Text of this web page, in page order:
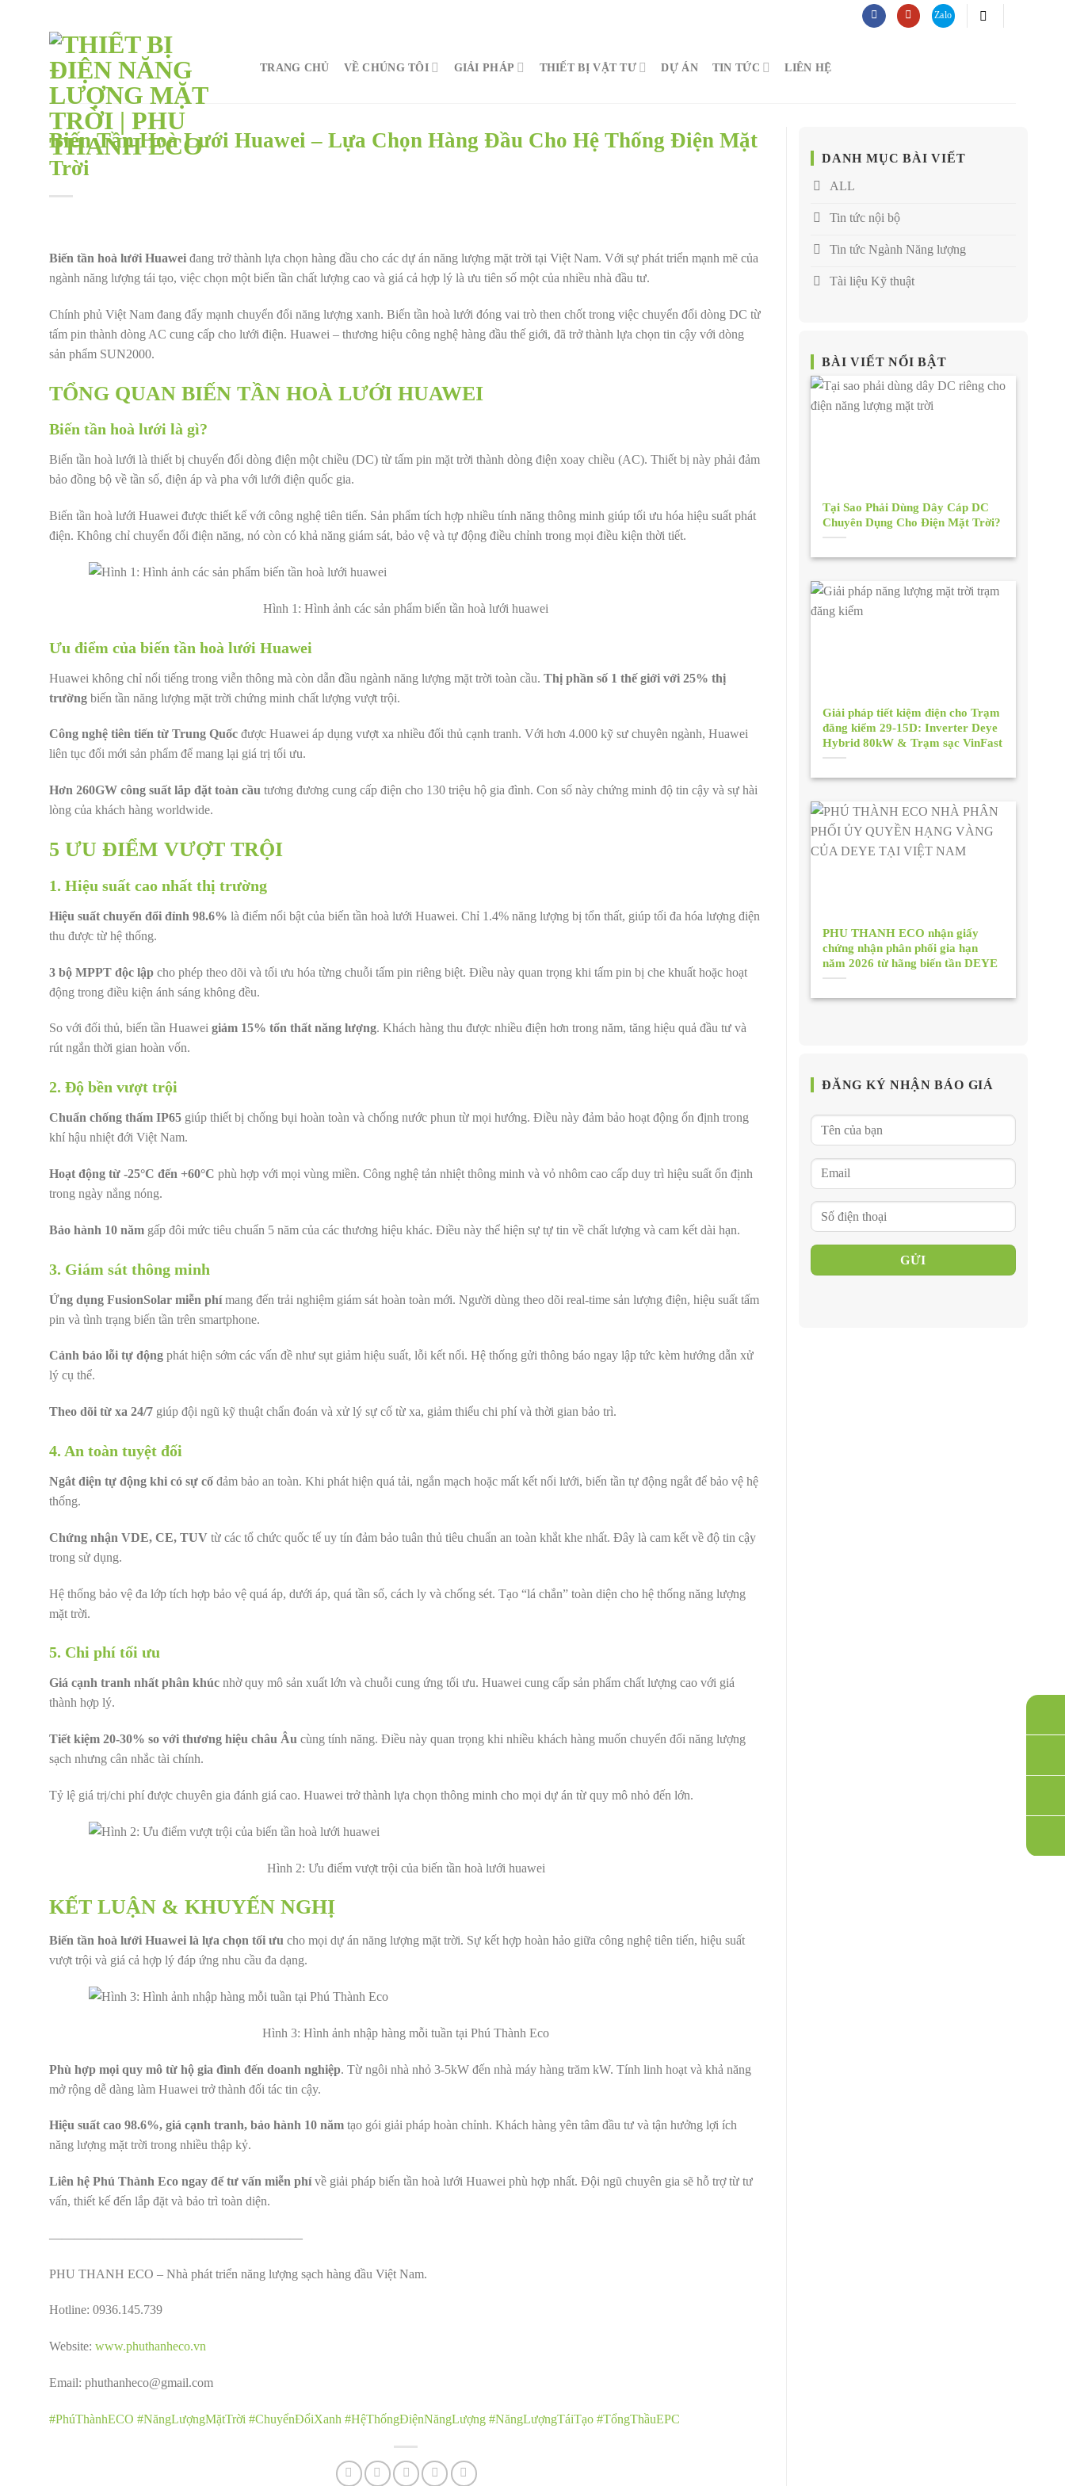
TRANG CHỦ VỀ CHÚNG TÔI GIẢI PHÁP THIẾT BỊ VẬT TƯ DỰ ÁN TIN TỨC LIÊN HỆ
Biến Tần Hoà Lưới Huawei – Lựa Chọn Hàng Đầu Cho Hệ Thống Điện Mặt
Trời
Biến tần hoà lưới Huawei đang trở thành lựa chọn hàng đầu cho các dự án năng lượng mặt trời tại Việt Nam. Với sự phát triển mạnh mẽ của
ngành năng lượng tái tạo, việc chọn một biến tần chất lượng cao và giá cả hợp lý là ưu tiên số một của nhiều nhà đầu tư.
Chính phủ Việt Nam đang đẩy mạnh chuyển đổi năng lượng xanh. Biến tần hoà lưới đóng vai trò then chốt trong việc chuyển đổi dòng DC từ
tấm pin thành dòng AC cung cấp cho lưới điện. Huawei – thương hiệu công nghệ hàng đầu thế giới, đã trở thành lựa chọn tin cậy với dòng
sản phẩm SUN2000.
TỔNG QUAN BIẾN TẦN HOÀ LƯỚI HUAWEI
Biến tần hoà lưới là gì?
Biến tần hoà lưới là thiết bị chuyển đổi dòng điện một chiều (DC) từ tấm pin mặt trời thành dòng điện xoay chiều (AC). Thiết bị này phải đảm
bảo đồng bộ về tần số, điện áp và pha với lưới điện quốc gia.
Biến tần hoà lưới Huawei được thiết kế với công nghệ tiên tiến. Sản phẩm tích hợp nhiều tính năng thông minh giúp tối ưu hóa hiệu suất phát
điện. Không chỉ chuyển đổi điện năng, nó còn có khả năng giám sát, bảo vệ và tự động điều chỉnh trong mọi điều kiện thời tiết.
Hình 1: Hình ảnh các sản phẩm biến tần hoà lưới huawei
Ưu điểm của biến tần hoà lưới Huawei
Huawei không chỉ nổi tiếng trong viễn thông mà còn dẫn đầu ngành năng lượng mặt trời toàn cầu. Thị phần số 1 thế giới với 25% thị
trường biến tần năng lượng mặt trời chứng minh chất lượng vượt trội.
Công nghệ tiên tiến từ Trung Quốc được Huawei áp dụng vượt xa nhiều đối thủ cạnh tranh. Với hơn 4.000 kỹ sư chuyên ngành, Huawei
liên tục đổi mới sản phẩm để mang lại giá trị tối ưu.
Hơn 260GW công suất lắp đặt toàn cầu tương đương cung cấp điện cho 130 triệu hộ gia đình. Con số này chứng minh độ tin cậy và sự hài
lòng của khách hàng worldwide.
5 ƯU ĐIỂM VƯỢT TRỘI
1. Hiệu suất cao nhất thị trường
Hiệu suất chuyển đổi đỉnh 98.6% là điểm nổi bật của biến tần hoà lưới Huawei. Chỉ 1.4% năng lượng bị tổn thất, giúp tối đa hóa lượng điện
thu được từ hệ thống.
3 bộ MPPT độc lập cho phép theo dõi và tối ưu hóa từng chuỗi tấm pin riêng biệt. Điều này quan trọng khi tấm pin bị che khuất hoặc hoạt
động trong điều kiện ánh sáng không đều.
So với đối thủ, biến tần Huawei giảm 15% tổn thất năng lượng. Khách hàng thu được nhiều điện hơn trong năm, tăng hiệu quả đầu tư và
rút ngắn thời gian hoàn vốn.
2. Độ bền vượt trội
Chuẩn chống thấm IP65 giúp thiết bị chống bụi hoàn toàn và chống nước phun từ mọi hướng. Điều này đảm bảo hoạt động ổn định trong
khí hậu nhiệt đới Việt Nam.
Hoạt động từ -25°C đến +60°C phù hợp với mọi vùng miền. Công nghệ tản nhiệt thông minh và vỏ nhôm cao cấp duy trì hiệu suất ổn định
trong ngày nắng nóng.
Bảo hành 10 năm gấp đôi mức tiêu chuẩn 5 năm của các thương hiệu khác. Điều này thể hiện sự tự tin về chất lượng và cam kết dài hạn.
3. Giám sát thông minh
Ứng dụng FusionSolar miễn phímang đến trải nghiệm giám sát hoàn toàn mới. Người dùng theo dõi real-time sản lượng điện, hiệu suất tấm
pin và tình trạng biến tần trên smartphone.
Cảnh báo lỗi tự động phát hiện sớm các vấn đề như sụt giảm hiệu suất, lỗi kết nối. Hệ thống gửi thông báo ngay lập tức kèm hướng dẫn xử
lý cụ thể.
Theo dõi từ xa 24/7 giúp đội ngũ kỹ thuật chẩn đoán và xử lý sự cố từ xa, giảm thiểu chi phí và thời gian bảo trì.
4. An toàn tuyệt đối
Ngắt điện tự động khi có sự cố đảm bảo an toàn. Khi phát hiện quá tải, ngắn mạch hoặc mất kết nối lưới, biến tần tự động ngắt để bảo vệ hệ
thống.
Chứng nhận VDE, CE, TUV từ các tổ chức quốc tế uy tín đảm bảo tuân thủ tiêu chuẩn an toàn khắt khe nhất. Đây là cam kết về độ tin cậy
trong sử dụng.
Hệ thống bảo vệ đa lớp tích hợp bảo vệ quá áp, dưới áp, quá tần số, cách ly và chống sét. Tạo “lá chắn” toàn diện cho hệ thống năng lượng
mặt trời.
5. Chi phí tối ưu
Giá cạnh tranh nhất phân khúc nhờ quy mô sản xuất lớn và chuỗi cung ứng tối ưu. Huawei cung cấp sản phẩm chất lượng cao với giá
thành hợp lý.
Tiết kiệm 20-30% so với thương hiệu châu Âu cùng tính năng. Điều này quan trọng khi nhiều khách hàng muốn chuyển đổi năng lượng
sạch nhưng cân nhắc tài chính.
Tỷ lệ giá trị/chi phí được chuyên gia đánh giá cao. Huawei trở thành lựa chọn thông minh cho mọi dự án từ quy mô nhỏ đến lớn.
Hình 2: Ưu điểm vượt trội của biến tần hoà lưới huawei
KẾT LUẬN & KHUYẾN NGHỊ
Biến tần hoà lưới Huawei là lựa chọn tối ưu cho mọi dự án năng lượng mặt trời. Sự kết hợp hoàn hảo giữa công nghệ tiên tiến, hiệu suất
vượt trội và giá cả hợp lý đáp ứng nhu cầu đa dạng.
Hình 3: Hình ảnh nhập hàng mỗi tuần tại Phú Thành Eco
Phù hợp mọi quy mô từ hộ gia đình đến doanh nghiệp. Từ ngôi nhà nhỏ 3-5kW đến nhà máy hàng trăm kW. Tính linh hoạt và khả năng
mở rộng dễ dàng làm Huawei trở thành đối tác tin cậy.
Hiệu suất cao 98.6%, giá cạnh tranh, bảo hành 10 năm tạo gói giải pháp hoàn chỉnh. Khách hàng yên tâm đầu tư và tận hưởng lợi ích
năng lượng mặt trời trong nhiều thập kỷ.
Liên hệ Phú Thành Eco ngay để tư vấn miễn phívề giải pháp biến tần hoà lưới Huawei phù hợp nhất. Đội ngũ chuyên gia sẽ hỗ trợ từ tư
vấn, thiết kế đến lắp đặt và bảo trì toàn diện.
————————————————————
PHU THANH ECO – Nhà phát triển năng lượng sạch hàng đầu Việt Nam.
Hotline: 0936.145.739
Website: www.phuthanheco.vn
Email: phuthanheco@gmail.com
#PhúThànhECO #NăngLượngMặtTrời #ChuyểnĐổiXanh #HệThốngĐiệnNăngLượng #NăngLượngTáiTạo #TổngThầuEPC
DANH MỤC BÀI VIẾT
ALL
Tin tức nội bộ
Tin tức Ngành Năng lượng
Tài liệu Kỹ thuật
BÀI VIẾT NỔI BẬT
Tại Sao Phải Dùng Dây Cáp DC
Chuyên Dụng Cho Điện Mặt Trời?
Giải pháp tiết kiệm điện cho Trạm
đăng kiểm 29-15D: Inverter Deye
Hybrid 80kW & Trạm sạc VinFast
PHU THANH ECO nhận giấy
chứng nhận phân phối gia hạn
năm 2026 từ hãng biến tần DEYE
ĐĂNG KÝ NHẬN BÁO GIÁ